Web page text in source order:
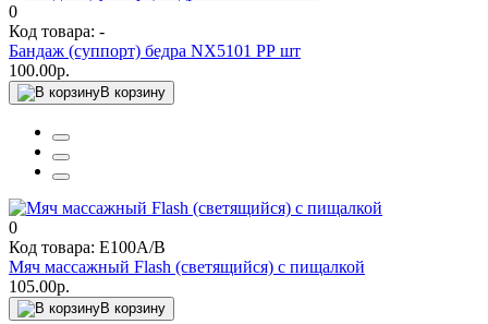
0
Код товара: -
Бандаж (суппорт) бедра NX5101 РР шт
100.00р.
В корзину
0
Код товара: Е100А/В
Мяч массажный Flash (светящийся) с пищалкой
105.00р.
В корзину